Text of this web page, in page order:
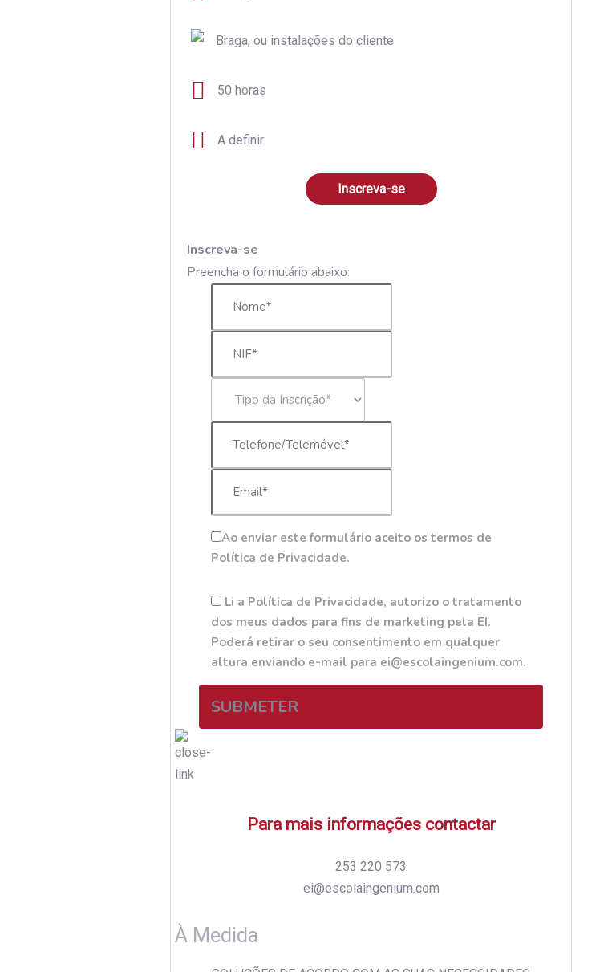
Braga, ou instalações do cliente
50 horas
A definir
Inscreva-se
Inscreva-se
Preencha o formulário abaixo:
Ao enviar este formulário aceito os termos de
Política de Privacidade.
Li a Política de Privacidade, autorizo o tratamento
dos meus dados para fins de marketing pela EI.
Poderá retirar o seu consentimento em qualquer
altura enviando e-mail para ei@escolaingenium.com.
SUBMETER
Para mais informações contactar
253 220 573
ei@escolaingenium.com
À Medida